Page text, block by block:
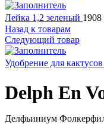
Лейка 1,2 зеленый 1908
Назад к товарам
Следующий товар
Удобрение для
Delph En
Делфьиниум